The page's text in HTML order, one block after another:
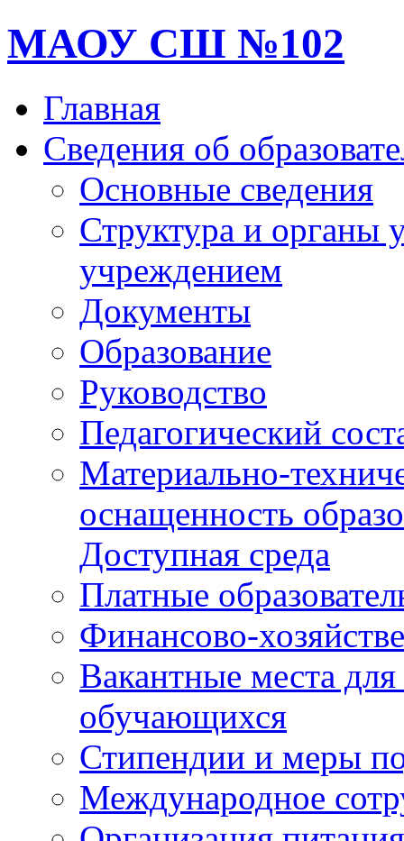
МАОУ СШ №102
Главная
Сведения об
Основные сведения
Структура и органы
учреждением
Документы
Образование
Руководство
Педагогический
Материально-
оснащенность
Доступная среда
Платные
Финансово-
Вакантные места
обучающихся
Стипендии и меры
Международное